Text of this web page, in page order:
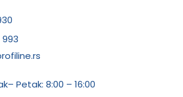
993
Petak: 8:00 – 16:00